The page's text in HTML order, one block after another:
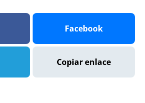
Facebook
Copiar enlace